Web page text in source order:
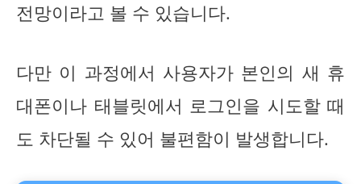
전망이라고 볼 수 있습니다.
다만 이 과정에서 사용자가 본인의 새 휴
대폰이나 태블릿에서 로그인을 시도할 때
도 차단될 수 있어 불편함이 발생합니다.